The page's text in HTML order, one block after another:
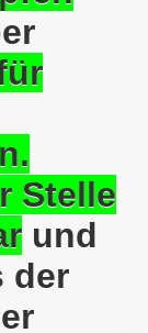
Stelle
und
der
am Platz
dem
dem Volk
Volk!
und
- eine
- am Platz